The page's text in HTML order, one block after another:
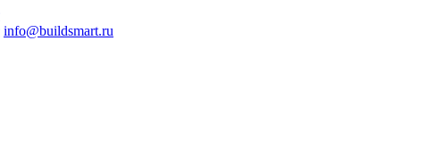
info@buildsmart.ru